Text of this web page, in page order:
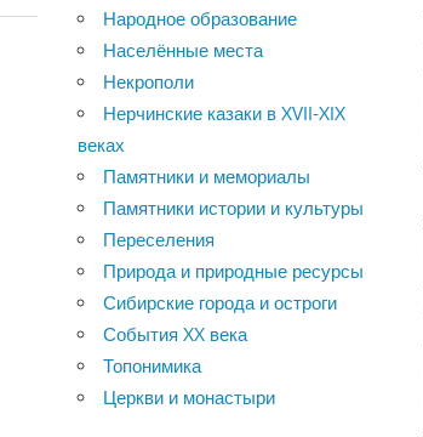
Народное образование
Населённые места
Некрополи
Нерчинские казаки в XVII-XIX
веках
Памятники и мемориалы
Памятники истории и культуры
Переселения
Природа и природные ресурсы
Сибирские города и остроги
События XX века
Топонимика
Церкви и монастыри